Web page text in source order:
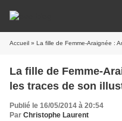
Accueil » La fille de Femme-Araignée :
La fille de Femme-
les traces de son
Publié le 16/05/2014 à 20:54
Par Christophe Laurent